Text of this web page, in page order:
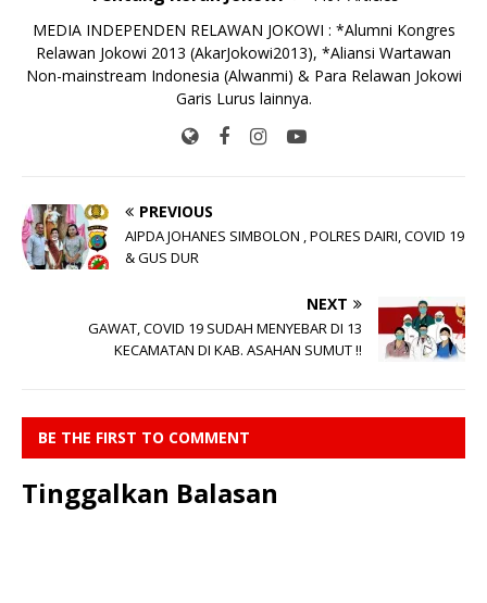
MEDIA INDEPENDEN RELAWAN JOKOWI : *Alumni Kongres
Relawan Jokowi 2013 (AkarJokowi2013), *Aliansi Wartawan
Non-mainstream Indonesia (Alwanmi) & Para Relawan Jokowi
Garis Lurus lainnya.
PREVIOUS
AIPDA JOHANES SIMBOLON , POLRES DAIRI, COVID 19
& GUS DUR
NEXT
GAWAT, COVID 19 SUDAH MENYEBAR DI 13
KECAMATAN DI KAB. ASAHAN SUMUT !!
BE THE FIRST TO COMMENT
Tinggalkan Balasan